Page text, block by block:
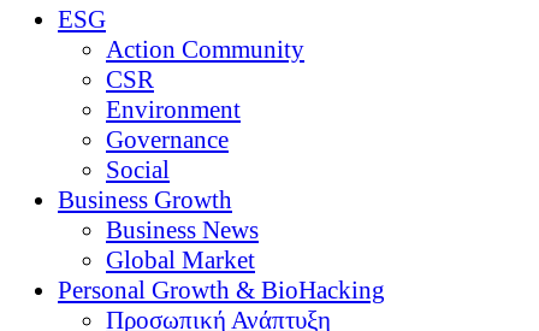
ESG
Action Community
CSR
Environment
Governance
Social
Business Growth
Business News
Global Market
Personal Growth & BioHacking
Προσωπική Ανάπτυξη